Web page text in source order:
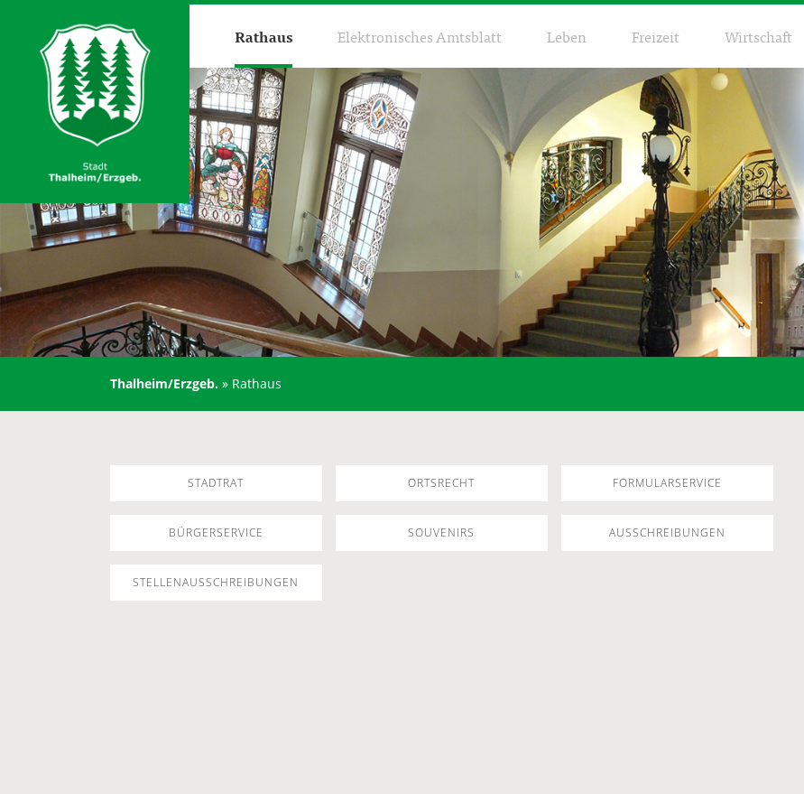
Rathaus Elektronisches Amtsblatt Leben Freizeit Wirtschaft
Thalheim/Erzgeb. » Rathaus
STADTRAT ORTSRECHT FORMULARSERVICE
BÜRGERSERVICE SOUVENIRS AUSSCHREIBUNGEN
STELLENAUSSCHREIBUNGEN